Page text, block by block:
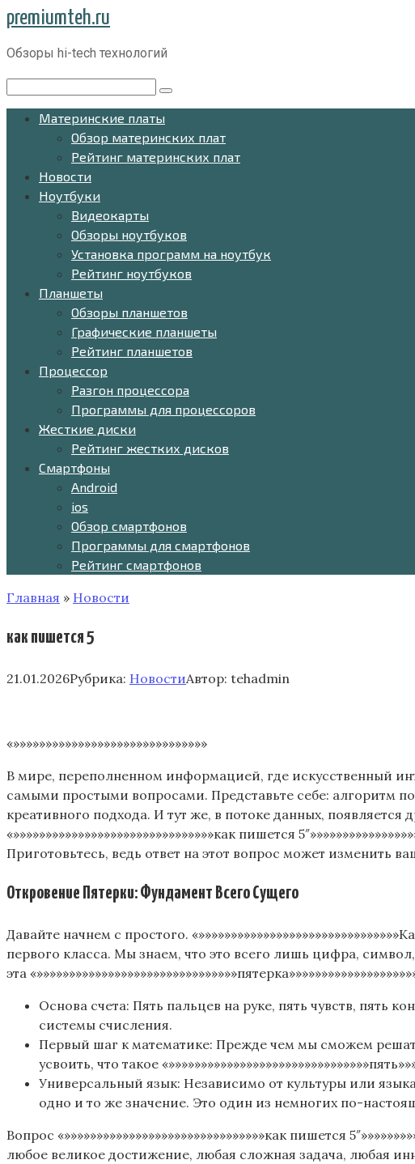
Перейти
контенту
premiumteh.ru
Обзоры hi-tech технологий
Материнские платы
Обзор материнских плат
Рейтинг материнских плат
Новости
Ноутбуки
Видеокарты
Обзоры ноутбуков
Установка программ на ноутбук
Рейтинг ноутбуков
Планшеты
Обзоры планшетов
Графические планшеты
Рейтинг планшетов
Процессор
Разгон процессора
Программы для процессоров
Жесткие диски
Рейтинг жестких дисков
Смартфоны
Android
ios
Обзор смартфонов
Программы для смартфонов
Рейтинг смартфонов
Главная » Новости
как пишется 5
21.01.2026Рубрика: НовостиАвтор: tehadmin
«»»»»»»»»»»»»»»»»»»»»»»»»»»»»»»
В мире, переполненном информацией, где искусственный
самыми простыми вопросами. Представьте себе: алгоритм
креативного подхода. И тут же, в потоке данных,
«»»»»»»»»»»»»»»»»»»»»»»»»»»»»»»»как пишется
Приготовьтесь, ведь ответ на этот вопрос может изменить
Откровение Пятерки: Фундамент Всего Сущего
Давайте начнем с простого.
первого класса. Мы знаем, что это всего лишь цифра,
эта
Основа счета: Пять пальцев на руке, пять чувств, пять
системы счисления.
Первый шаг к математике: Прежде чем мы сможем
усвоить, что такое
Универсальный язык: Независимо от культуры или языка,
одно и то же значение. Это один из немногих по-
Вопрос «»»»»»»»»»»»»»»»»»»»»»»»»»»»»»»»как пишется
любое великое достижение, любая сложная задача, любая